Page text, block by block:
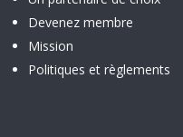
Devenez membre
Mission
Politiques et règlements